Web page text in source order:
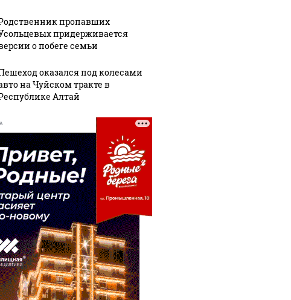
пропавших
придерживается
о побеге семьи
оказался под колесами
на Чуйском тракте в
Алтай